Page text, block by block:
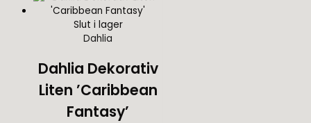
Slut i lager
Dahlia
Dahlia Dekorativ
Liten ’Caribbean
Fantasy’